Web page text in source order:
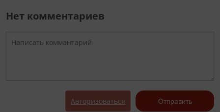
Нет комментариев
Авторизоваться Отправить